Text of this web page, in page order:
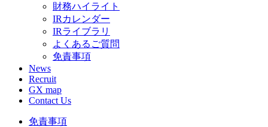
財務ハイライト
IRカレンダー
IRライブラリ
よくあるご質問
免責事項
News
Recruit
GX map
Contact Us
免責事項